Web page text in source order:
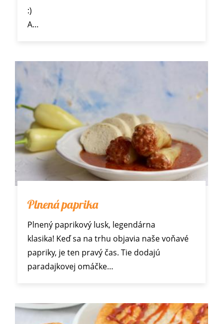
:)
A…
Plnená paprika
Plnený paprikový lusk, legendárna
klasika! Keď sa na trhu objavia naše voňavé
papriky, je ten pravý čas. Tie dodajú
paradajkovej omáčke…